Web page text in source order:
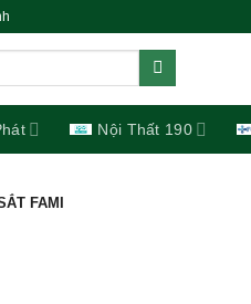
Nội Thất 190
FAMI